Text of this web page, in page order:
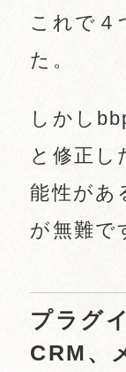
これで４
た。
しかし
と修正し
能性があ
が無難で
プラグ
CRM、